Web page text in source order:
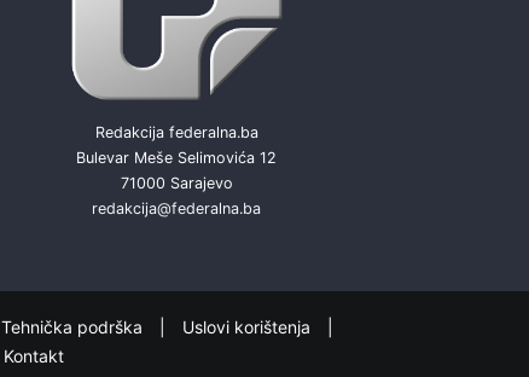
Redakcija federalna.ba
Bulevar Meše Selimovića 12
71000 Sarajevo
redakcija@federalna.ba
Tehnička podrška
Uslovi korištenja
Kontakt